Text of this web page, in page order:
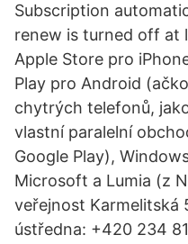
Subscription
renew is turned off at
Apple Store pro
Play pro Android
chytrých telefonů,
vlastní paralelní
Google Play),
Microsoft a Lumia (z
veřejnost Karmelitská
ústředna: +420 234